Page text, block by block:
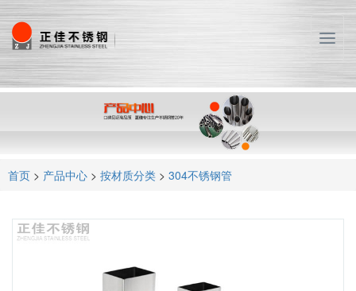
T
o
g
n
g
首页 > 产品中心 > 按材质分类 > 304不锈钢管